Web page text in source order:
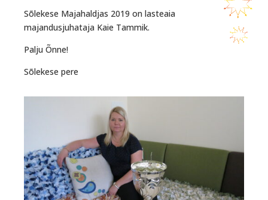
Sõlekese Majahaldjas 2019 on lasteaia
majandusjuhataja Kaie Tammik.
Palju Õnne!
Sõlekese pere